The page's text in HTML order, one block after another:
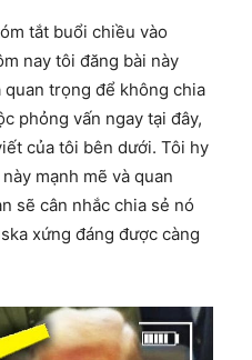
tắt buổi chiều vào
nay tôi đăng bài này
trọng để không chia
phỏng vấn ngay tại đây,
của tôi bên dưới. Tôi hy
mạnh mẽ và quan
sẽ cân nhắc chia sẻ nó
xứng đáng được càng